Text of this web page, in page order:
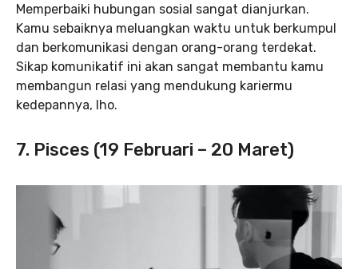
Memperbaiki hubungan sosial sangat dianjurkan.
Kamu sebaiknya meluangkan waktu untuk berkumpul
dan berkomunikasi dengan orang-orang terdekat.
Sikap komunikatif ini akan sangat membantu kamu
membangun relasi yang mendukung kariermu
kedepannya, lho.
7. Pisces (19 Februari – 20 Maret)